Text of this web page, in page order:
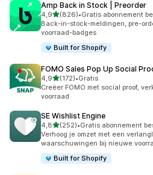
Amp Back in Stock | Preorder
4,9van 5 sterren
(826)
826 recensies in totaal
•Gratis abonnement
Back-in-stock-meldingen, pre-
voorraad-badges
Built for Shopify
FOMO Sales Pop Up Social
4,9van 5 sterren
(172)
172 recensies in totaal
•Gratis
Creëer FOMO met social proof,
voorraad
SE Wishlist Engine
4,8van 5 sterren
(252)
252 recensies in totaal
•Gratis abonnement
Verhoog je omzet met een
waarschuwingen bij nieuwe
Built for Shopify